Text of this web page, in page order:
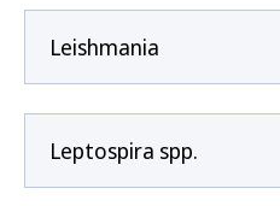
Leishmania
Leptospira spp.